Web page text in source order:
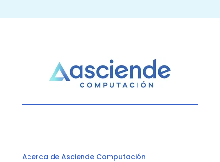
Acerca de Asciende Computación